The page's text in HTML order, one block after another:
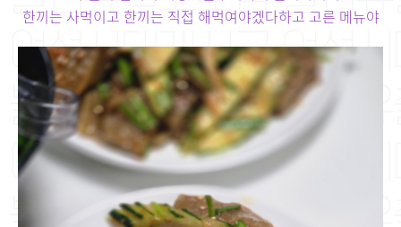
한끼는 사먹이고 한끼는 직접 해먹여야겠다하고 고른 메뉴야